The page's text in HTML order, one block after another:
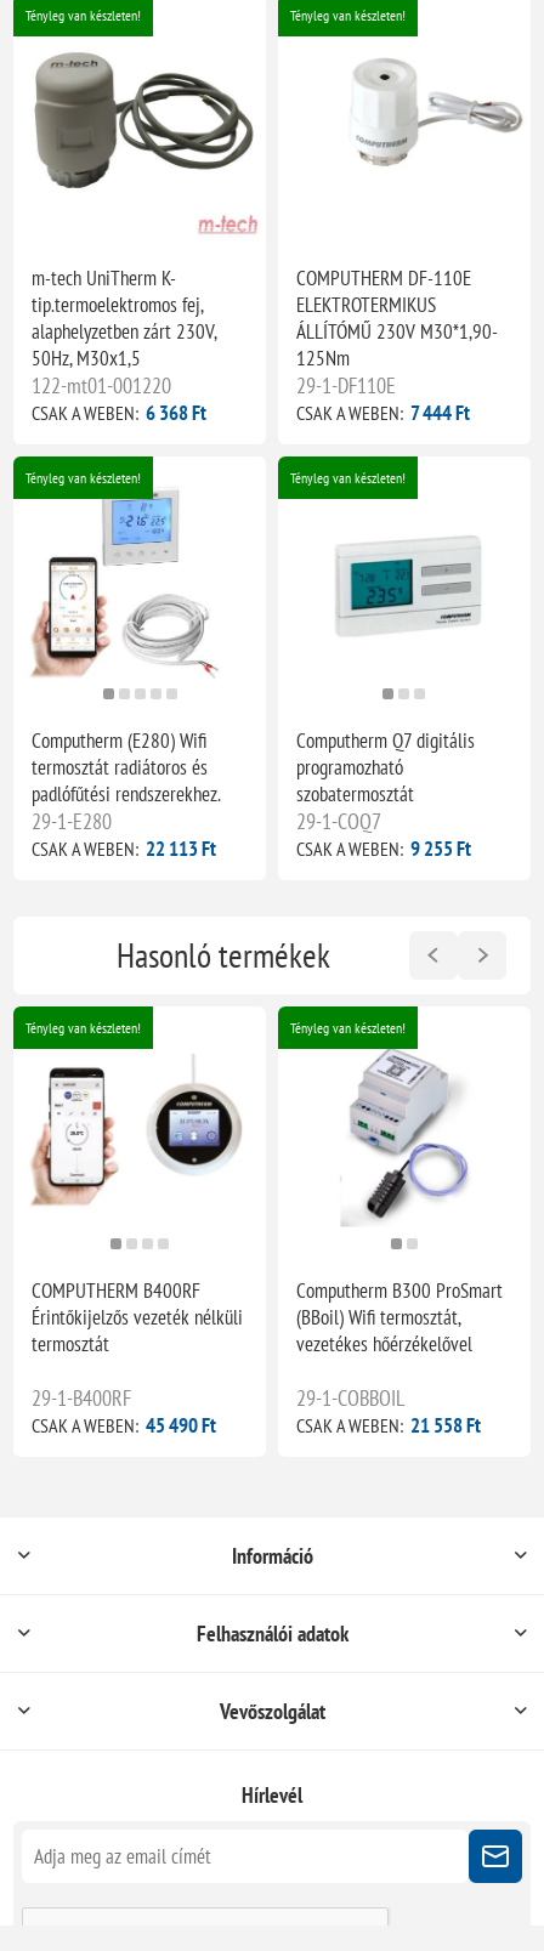
Tényleg van készleten!
m-tech UniTherm K-
tip.termoelektromos fej,
alaphelyzetben zárt 230V,
50Hz, M30x1,5
122-mt01-001220
CSAK A WEBEN: 6 368 Ft
Tényleg van készleten!
COMPUTHERM DF-110E
ELEKTROTERMIKUS
ÁLLÍTÓMŰ 230V M30*1,90-
125Nm
29-1-DF110E
CSAK A WEBEN: 7 444 Ft
Tényleg van készleten!
Computherm (E280) Wifi
termosztát radiátoros és
padlófűtési rendszerekhez.
29-1-E280
CSAK A WEBEN: 22 113 Ft
Tényleg van készleten!
Computherm Q7 digitális
programozható
szobatermosztát
29-1-COQ7
CSAK A WEBEN: 9 255 Ft
Hasonló termékek
Tényleg van készleten!
COMPUTHERM B400RF
Érintőkijelzős vezeték nélküli
termosztát
29-1-B400RF
CSAK A WEBEN: 45 490 Ft
Tényleg van készleten!
Computherm B300 ProSmart
(BBoil) Wifi termosztát,
vezetékes hőérzékelővel
29-1-COBBOIL
CSAK A WEBEN: 21 558 Ft
Információ
Felhasználói adatok
Vevőszolgálat
Hírlevél